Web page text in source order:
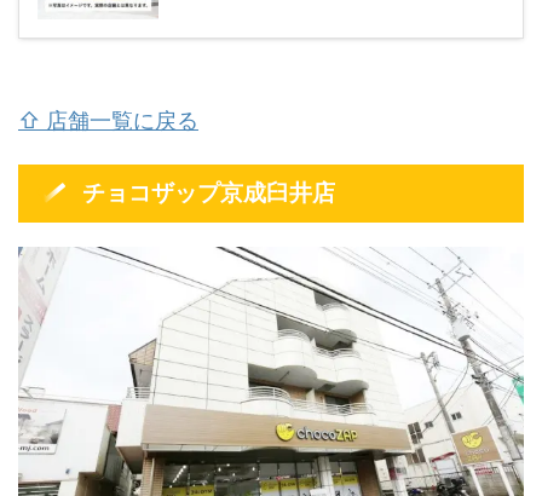
⇧ 店舗一覧に戻る
チョコザップ京成臼井店